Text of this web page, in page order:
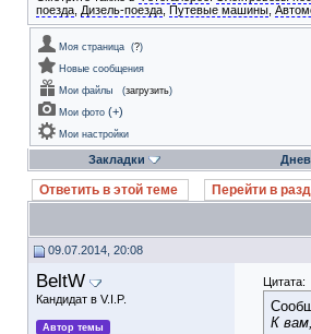
поезда Дизель-поезда Путевые машины
Моя страница (?)
Новые сообщения
Мои файлы
(загрузить)
Мои фото (+)
Мои настройки
Закладки
Ответить в этой теме Перейти в
09.07.2014, 20:08
BeltW
Кандидат в V.I.P.
Автор темы
Цитата:
К